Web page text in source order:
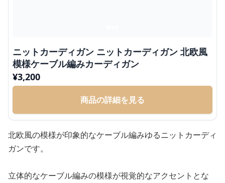
ニットカーディガン ニットカーディガン 北欧風
模様ケーブル編みカーディガン
¥3,200
商品の詳細を見る
北欧風の模様が印象的なケーブル編みゆるニットカーディ
ガンです。
立体的なケーブル編みの模様が視覚的なアクセントとな